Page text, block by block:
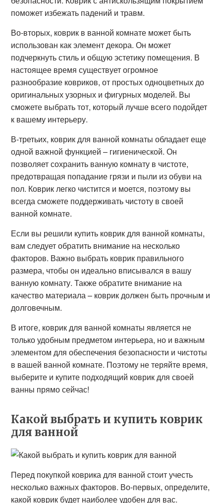
поможет избежать падений и травм.
Во-вторых, коврик в ванной комнате может быть
использован как элемент декора. Он может
подчеркнуть стиль и общую эстетику помещения. В
настоящее время существует огромное
разнообразие ковриков, от простых одноцветных до
оригинальных узорных и фигурных моделей. Вы
сможете выбрать тот, который лучше всего подойдет
к вашему интерьеру.
В-третьих, коврик для ванной комнаты обладает еще
одной важной функцией – гигиенической. Он
позволяет сохранить ванную комнату в чистоте,
предотвращая попадание грязи и пыли из обуви на
пол. Коврик легко чистится и моется, поэтому вы
всегда сможете поддерживать чистоту в своей
ванной комнате.
Если вы решили купить коврик для ванной комнаты,
вам следует обратить внимание на несколько
факторов. Важно выбрать коврик правильного
размера, чтобы он идеально вписывался в вашу
ванную комнату. Также обратите внимание на
качество материала – коврик должен быть прочным и
долговечным.
В итоге, коврик для ванной комнаты является не
только удобным предметом интерьера, но и важным
элементом для обеспечения безопасности и чистоты
в вашей ванной комнате. Поэтому не теряйте время,
выберите и купите подходящий коврик для своей
ванны прямо сейчас!
Какой выбрать и купить коврик
для ванной
Перед покупкой коврика для ванной стоит учесть
несколько важных факторов. Во-первых, определите,
какой коврик будет наиболее удобен для вас.